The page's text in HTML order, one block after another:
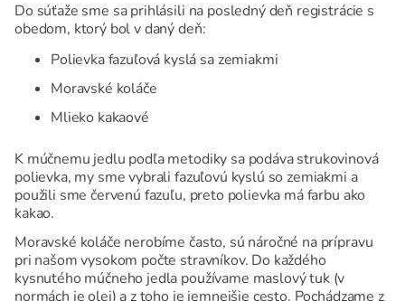
Do súťaže sme sa prihlásili na posledný deň registrácie s
obedom, ktorý bol v daný deň:
Polievka fazuľová kyslá sa zemiakmi
Moravské koláče
Mlieko kakaové
K múčnemu jedlu podľa metodiky sa podáva strukovinová
polievka, my sme vybrali fazuľovú kyslú so zemiakmi a
použili sme červenú fazuľu, preto polievka má farbu ako
kakao.
Moravské koláče nerobíme často, sú náročné na prípravu
pri našom vysokom počte stravníkov. Do každého
kysnutého múčneho jedla používame maslový tuk (v
normách je olej) a z toho je jemnejšie cesto. Pochádzame z